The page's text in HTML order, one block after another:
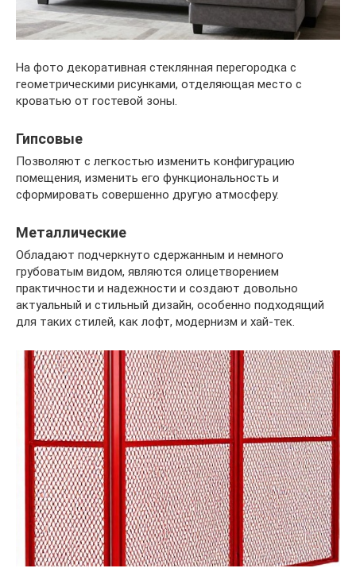
На фото декоративная стеклянная перегородка с
геометрическими рисунками, отделяющая место с
кроватью от гостевой зоны.
Гипсовые
Позволяют с легкостью изменить конфигурацию
помещения, изменить его функциональность и
сформировать совершенно другую атмосферу.
Металлические
Обладают подчеркнуто сдержанным и немного
грубоватым видом, являются олицетворением
практичности и надежности и создают довольно
актуальный и стильный дизайн, особенно подходящий
для таких стилей, как лофт, модернизм и хай-тек.